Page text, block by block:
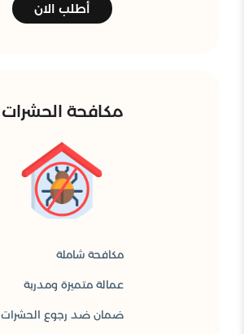
أطلب الان
مكافحة الحشرات
مكافحة شاملة
عمالة متميزة ومدربة
ضمان ضد رجوع الحشرات